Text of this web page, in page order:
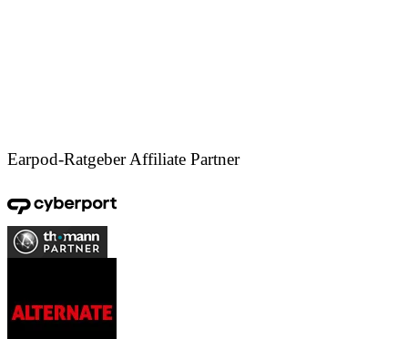
Earpod-Ratgeber Affiliate Partner